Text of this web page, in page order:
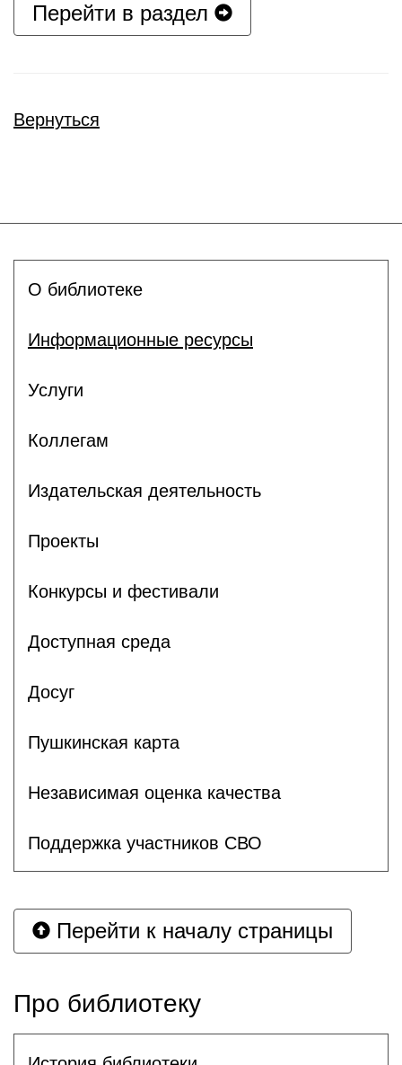
Перейти в раздел
Вернуться
О библиотеке
Информационные ресурсы
Услуги
Коллегам
Издательская деятельность
Проекты
Конкурсы и фестивали
Доступная среда
Досуг
Пушкинская карта
Независимая оценка качества
Поддержка участников СВО
Перейти к началу страницы
Про библиотеку